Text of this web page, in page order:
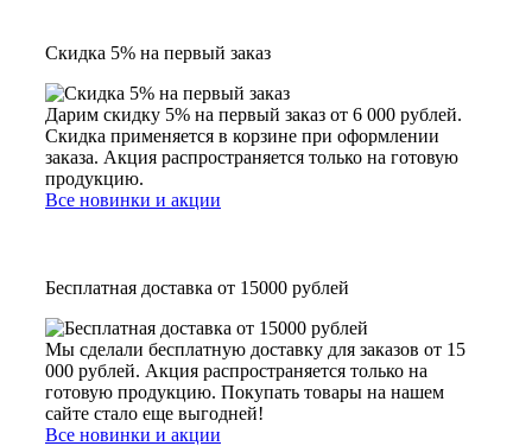
Скидка 5% на первый заказ
Дарим скидку 5% на первый заказ от 6 000 рублей.
Скидка применяется в корзине при оформлении
заказа. Акция распространяется только на готовую
продукцию.
Все новинки и акции
Бесплатная доставка от 15000 рублей
Мы сделали бесплатную доставку для заказов от 15
000 рублей. Акция распространяется только на
готовую продукцию. Покупать товары на нашем
сайте стало еще выгодней!
Все новинки и акции